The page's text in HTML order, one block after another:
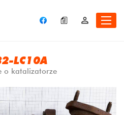
LC10A
o katalizatorze